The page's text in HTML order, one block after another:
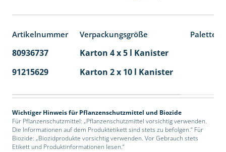
Artikelnummer Verpackungsgröße
80936737 Karton 4 x 5 l Kanister
91215629
Karton 2 x 10 l Kanister
Wichtiger Hinweis für Pflanzenschutzmittel und Biozide
Für Pflanzenschutzmittel: „Pflanzenschutzmittel vorsichtig verwenden.
Die Informationen auf dem Produktetikett sind stets zu befolgen.“ Für
Biozide: „Biozidprodukte vorsichtig verwenden. Vor Gebrauch stets
Etikett und Produktinformationen lesen.“